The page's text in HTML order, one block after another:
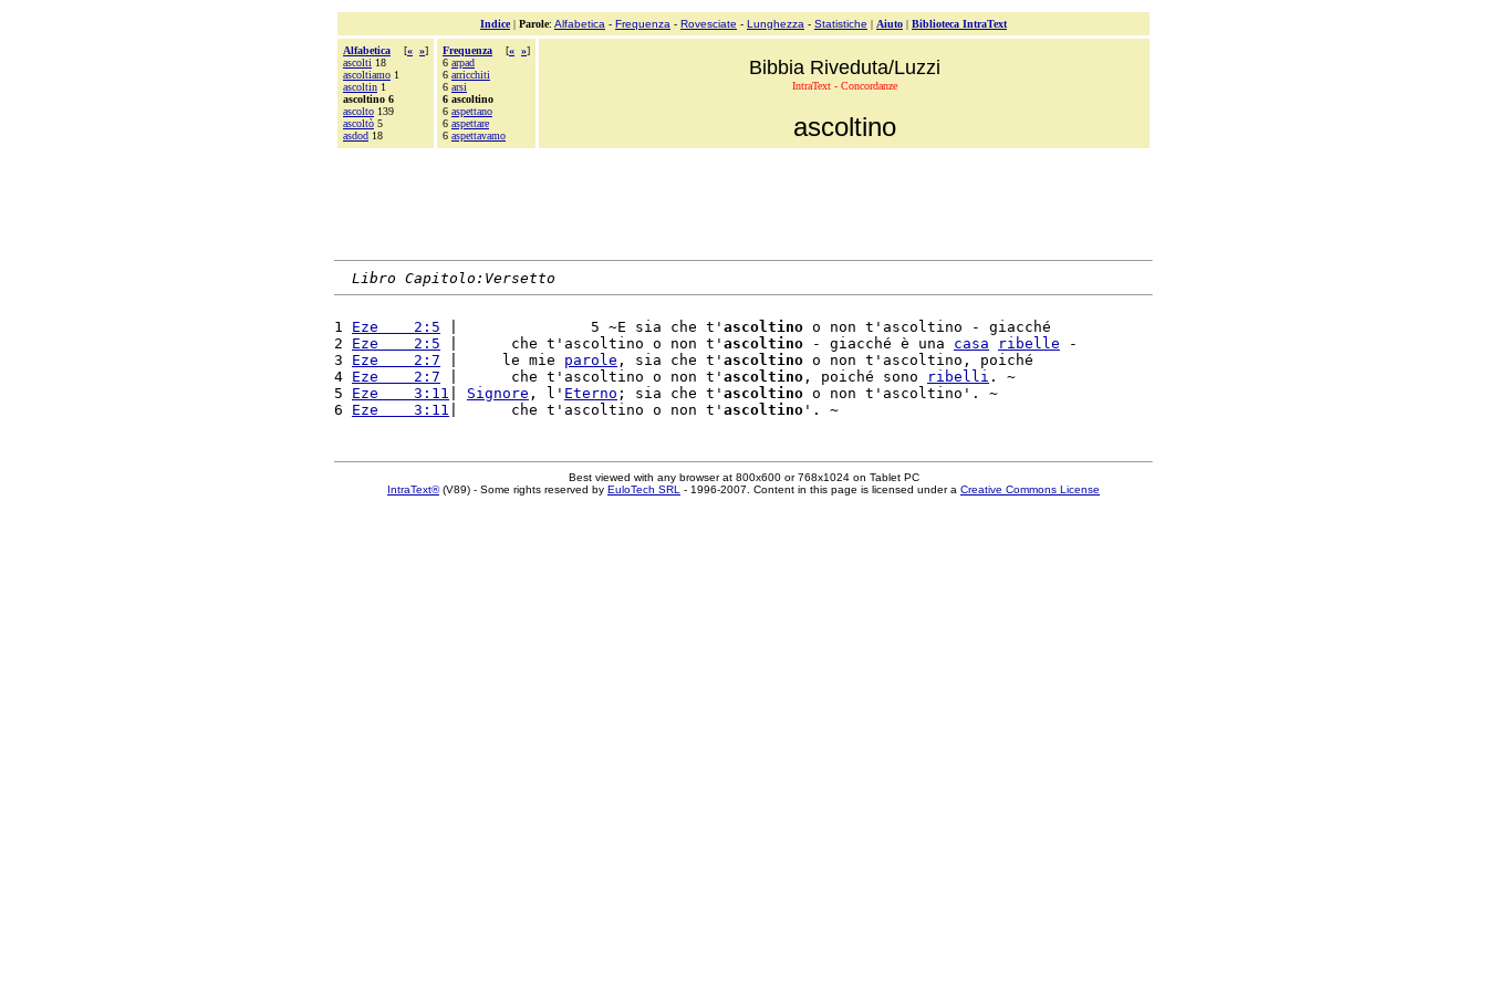
Indice| Parole: Alfabetica - Frequenza - Rovesciate - Lunghezza - Statistiche | Aiuto | Biblioteca IntraText
Alfabetica [« »]
ascolti 18
ascoltiamo 1
ascoltin 1
ascoltino 6
ascolto 139
ascoltò 5
asdod 18
Frequenza [« »]
6 arpad
6 arricchiti
6 arsi
6 ascoltino
6 aspettano
6 aspettare
6 aspettavamo
Bibbia Riveduta/Luzzi
IntraText - Concordanze
ascoltino
Libro Capitolo:Versetto
1 Eze    2:5 |               5 ~E sia che t' ascoltino o non t'ascoltino - giacché
2 Eze    2:5 |      che t'ascoltino o non t' ascoltino - giacché è una casa ribelle -
3 Eze    2:7 |     le mie parole , sia che t' ascoltino o non t'ascoltino, poiché
4 Eze    2:7 |      che t'ascoltino o non t' ascoltino , poiché sono ribelli . ~
5 Eze    3:11 Signore , l' Eterno ; sia che t' ascoltino o non t'ascoltino'. ~
6 Eze    3:11 |      che t'ascoltino o non t' ascoltino
Best viewed with any browser at 800x600 or 768x1024 on Tablet PC
IntraText®(V89) - Some rights reserved by EuloTech SRL - 1996-2007. Content in this page is licensed under a Creative Commons License